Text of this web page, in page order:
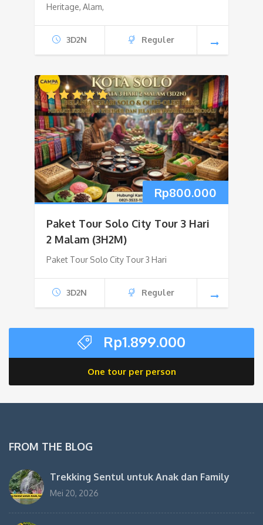
Heritage, Alam,
3D2N Reguler
Rp800.000
Paket Tour Solo City Tour 3 Hari
2 Malam (3H2M)
Paket Tour Solo City Tour 3 Hari
3D2N Reguler
Rp1.899.000
One tour per person
FROM THE BLOG
Trekking Sentul untuk Anak dan Family
Mei 20, 2026